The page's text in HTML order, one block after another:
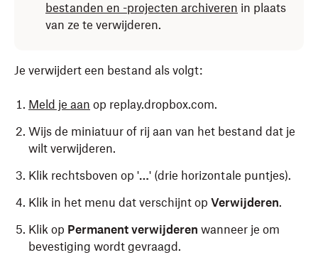
bestanden en -projecten archiveren in plaats
van ze te verwijderen.
Je verwijdert een bestand als volgt:
Meld je aan op replay.dropbox.com.
Wijs de miniatuur of rij aan van het bestand dat je
wilt verwijderen.
Klik rechtsboven op '…' (drie horizontale puntjes).
Klik in het menu dat verschijnt op Verwijderen.
Klik op Permanent verwijderen wanneer je om
bevestiging wordt gevraagd.